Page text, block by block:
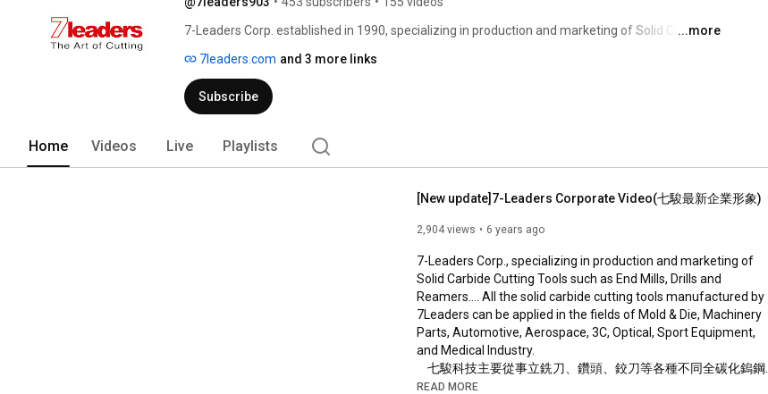
7-Leaders Corp. established in 1990, specializing in production and marketing of Solid Carbide
and services with high quality along with the trade mark "7-Leaders" all over the world.
...more
7leaders.com and 3 more links
Subscribe
Home Videos Live Playlists
[New update]7-Leaders Corporate Video(七駿最新企業形象)
2,904 views 6 years ago
7-Leaders Corp., specializing in production and marketing of
Solid Carbide Cutting Tools such as End Mills, Drills and
Reamers.... All the solid carbide cutting tools manufactured by
7Leaders can be applied in the fields of Mold & Die, Machinery
Parts, Automotive, Aerospace, 3C, Optical, Sport Equipment,
and Medical Industry.
    七駿科技主要從事立銑刀、鑽頭、鉸刀等各種不同全碳化鎢鋼
切削刀具的生產與銷售，並以7-Leaders自創品牌行銷全球。所研
READ MORE